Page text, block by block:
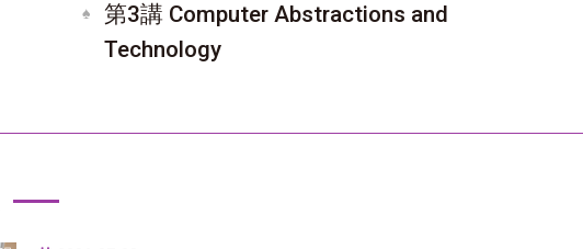
第3講 Computer Abstractions and
Technology